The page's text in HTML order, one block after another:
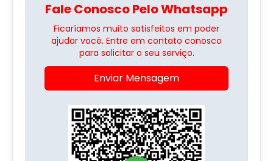
Fale Conosco Pelo Whatsapp
Ficaríamos muito satisfeitos em poder
ajudar você. Entre em contato conosco
para solicitar o seu serviço.
Enviar Mensagem